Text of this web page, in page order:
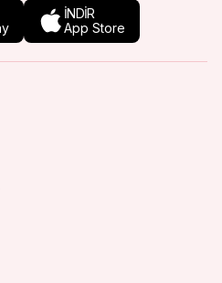
İNDİR
App Store